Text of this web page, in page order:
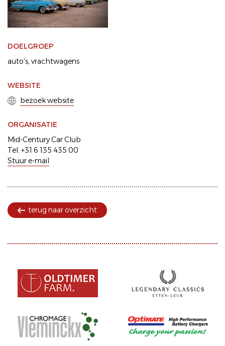
DOELGROEP
auto's vrachtwagens
WEBSITE
bezoek website
ORGANISATIE
Mid-Century Car Club
Tel. +31 6 135 435 00
Stuur e-mail
terug naar overzicht